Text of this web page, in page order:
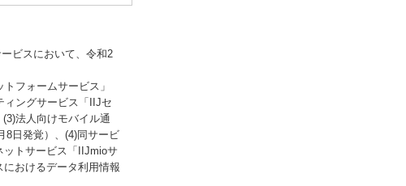
ビスにおいて、令和2
フォームサービス」
ィングサービス「IIJセ
法人向けモバイル通
8日発覚）、(4)同サービ
ットサービス「IIJmioサ
おけるデータ利用情報